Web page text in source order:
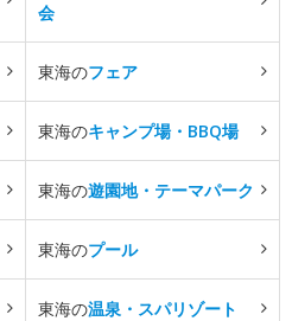
会
東海のフェア
東海のキャンプ場・BBQ場
東海の遊園地・テーマパーク
東海のプール
東海の温泉・スパリゾート